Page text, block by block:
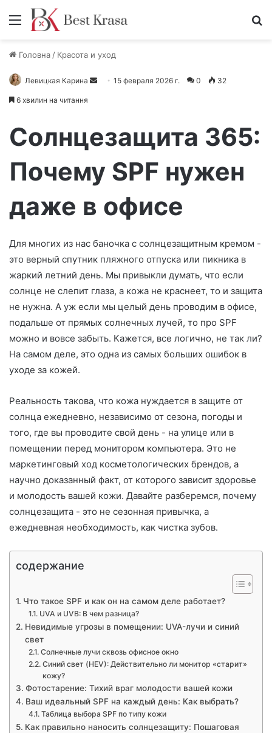
Меню
Головна / Красота и уход
Левицкая Карина
а
и
т
с
ь
15 февраля 2026 г. 0 32
6 хвилин на читання
Солнцезащита 365:
Почему SPF нужен
даже в офисе
Для многих из нас баночка с солнцезащитным кремом -
это верный спутник пляжного отпуска или пикника в
жаркий летний день. Мы привыкли думать, что если
солнце не слепит глаза, а кожа не краснеет, то и защита
не нужна. А уж если мы целый день проводим в офисе,
подальше от прямых солнечных лучей, то про SPF
можно и вовсе забыть. Кажется, все логично, не так ли?
На самом деле, это одна из самых больших ошибок в
уходе за кожей.
Реальность такова, что кожа нуждается в защите от
солнца ежедневно, независимо от сезона, погоды и
того, где вы проводите свой день - на улице или в
помещении перед монитором компьютера. Это не
маркетинговый ход косметологических брендов, а
научно доказанный факт, от которого зависит здоровье
и молодость вашей кожи. Давайте разберемся, почему
солнцезащита - это не сезонная привычка, а
ежедневная необходимость, как чистка зубов.
содержание
Что такое SPF и как он на самом деле работает?
UVA и UVB: В чем разница?
Невидимые угрозы в помещении: UVA-лучи и синий
свет
Солнечные лучи сквозь офисное окно
Синий свет (HEV): Действительно ли монитор «старит»
кожу?
Фотостарение: Тихий враг молодости вашей кожи
Ваш идеальный SPF на каждый день: Как выбрать?
Таблица выбора SPF по типу кожи
Как правильно наносить солнцезащиту: Пошаговая